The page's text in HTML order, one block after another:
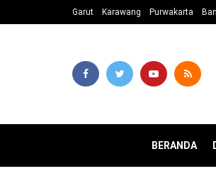
Garut Karawang Purwakarta
BERANDA